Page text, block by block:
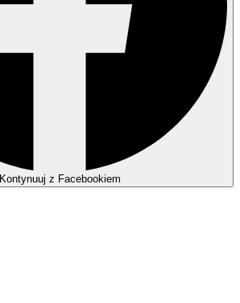
Kontynuuj z Facebookiem